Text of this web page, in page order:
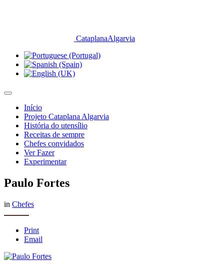
CataplanaAlgarvia
Início
Projeto Cataplana Algarvia
História do utensílio
Receitas de sempre
Chefes convidados
Ver Fazer
Experimentar
Paulo Fortes
in Chefes
Print
Email